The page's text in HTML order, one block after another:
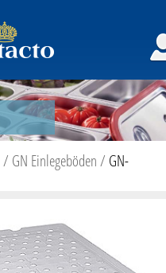
/ GN Einlegeböden/ GN-